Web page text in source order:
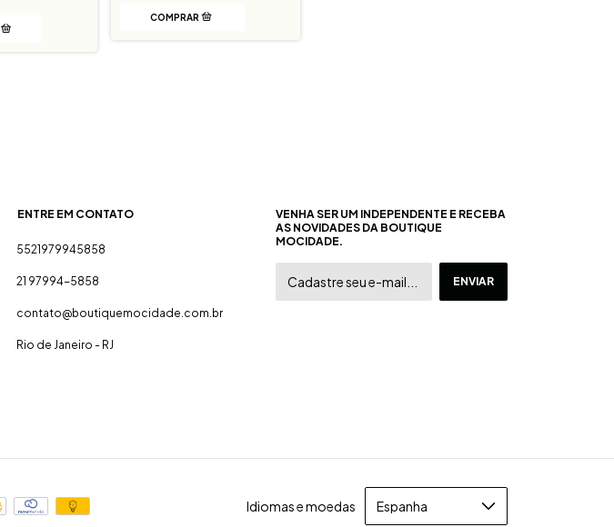
ENTRE EM CONTATO
5521979945858
21 97994-5858
contato@boutiquemocidade.com.br
Rio de Janeiro - RJ
VENHA SER UM INDEPENDENTE E RECEBA
AS NOVIDADES DA BOUTIQUE
MOCIDADE.
Idiomas e moedas